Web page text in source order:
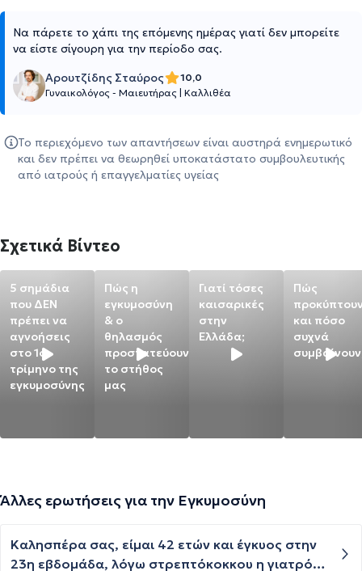
Να πάρετε το χάπι της επόμενης ημέρας γιατί δεν μπορείτε
να είστε σίγουρη για την περίοδο σας.
Αρουτζίδης Σταύρος
10,0
Γυναικολόγος - Μαιευτήρας Καλλιθέα
Το περιεχόμενο των απαντήσεων είναι αυστηρά ενημερωτικό
και δεν πρέπει να θεωρηθεί υποκατάστατο συμβουλευτικής
από ιατρούς ή επαγγελματίες υγείας
Σχετικά Βίντεο
5 σημάδια
που ΔΕΝ
πρέπει να
αγνοήσεις
στο 1ο
τρίμηνο της
εγκυμοσύνης
Πώς η
εγκυμοσύνη
& ο
θηλασμός
προστατεύουν
το στήθος
μας
Γιατί τόσες
καισαρικές
στην
Ελλάδα;
Πώς
και πόσο
συχνά
Άλλες ερωτήσεις για την Εγκυμοσύνη
Καλησπέρα σας, είμαι 42 ετών και έγκυος στην
23η εβδομάδα, λόγω στρεπτόκοκκου η γιατρός